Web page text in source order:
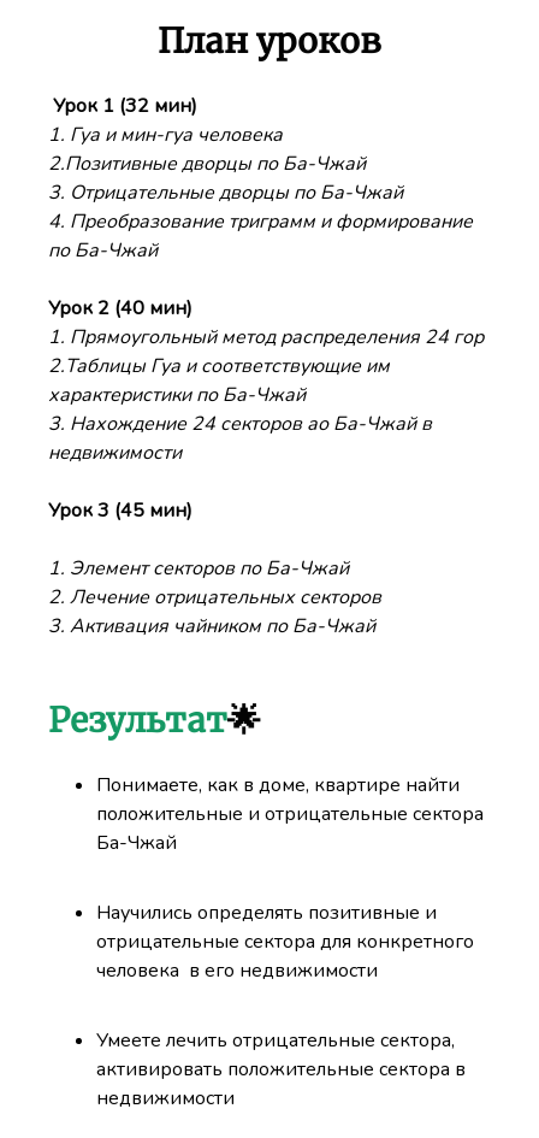
План уроков
Урок 1 (32 мин)
1. Гуа и мин-гуа человека
2.Позитивные дворцы по Ба-Чжай
3. Отрицательные дворцы по Ба-Чжай
4. Преобразование триграмм и формирование
по Ба-Чжай
Урок 2 (40 мин)
1. Прямоугольный метод распределения 24 гор
2.Таблицы Гуа и соответствующие им
характеристики по Ба-Чжай
3. Нахождение 24 секторов ао Ба-Чжай в
недвижимости
Урок 3 (45 мин)
1. Элемент секторов по Ба-Чжай
2. Лечение отрицательных секторов
3. Активация чайником по Ба-Чжай
Результат🌟
Понимаете, как в доме, квартире найти
положительные и отрицательные сектора
Ба-Чжай
Научились определять позитивные и
отрицательные сектора для конкретного
человека в его недвижимости
Умеете лечить отрицательные сектора,
активировать положительные сектора в
недвижимости